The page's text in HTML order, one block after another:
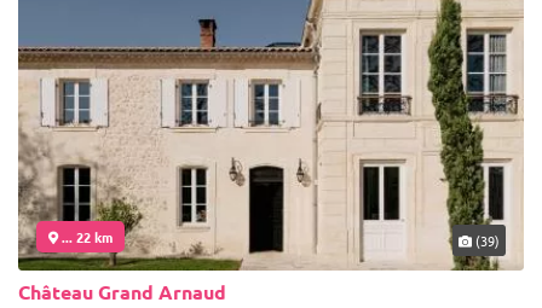
... 22 km (39)
Château Grand Arnaud